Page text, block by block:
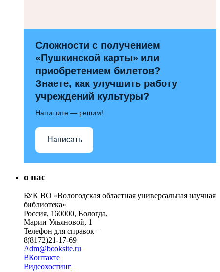
Сложности с получением
«Пушкинской карты» или
приобретением билетов?
Знаете, как улучшить работу
учреждений культуры?
Напишите — решим!
Написать
о нас
БУК ВО «Вологодская областная универсальная научная
библиотека»
Россия, 160000, Вологда,
Марии Ульяновой, 1
Телефон для справок –
8(8172)21-17-69
Adm@booksite.ru
ВКонтакте
Видеохостинг